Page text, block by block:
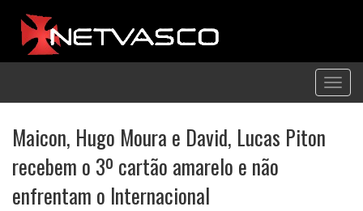
Maicon, Hugo Moura e David, Lucas Piton
recebem o 3º cartão amarelo e não
enfrentam o Internacional